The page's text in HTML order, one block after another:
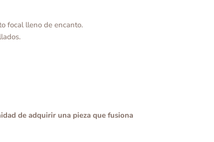
focal lleno de encanto.
de adquirir una pieza que fusiona